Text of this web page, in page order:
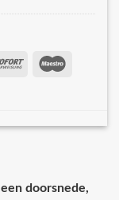
doorsnede,